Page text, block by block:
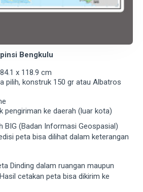
Bengkulu
x 118.9 cm
pilih, konstruk 150 gr atau Albatros
pengiriman ke daerah (luar kota)
BIG (Badan Informasi Geospasial)
peta bisa dilihat dalam keterangan
Dinding dalam ruangan maupun
cetakan peta bisa dikirim ke